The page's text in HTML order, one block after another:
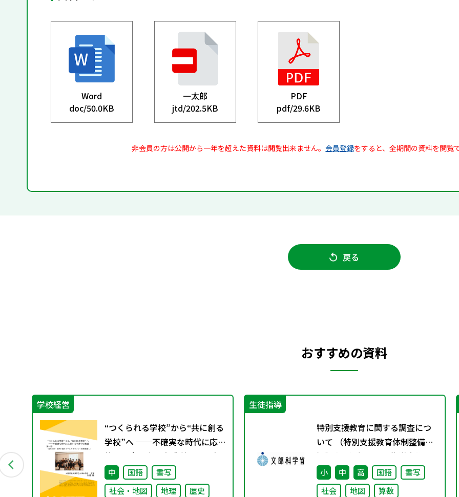
Word
doc/50.0KB
一太郎
jtd/202.5KB
PDF
pdf/29.6KB
非会員の方は公開から一年を超えた資料は閲覧出来ません。 会員登録をすると、全期間の資料を閲覧
戻る
おすすめの資料
学校経営
“つくられる学校”から“共に創る
学校”へ ──不確実な時代に応
答する小津中の実践 第一回 “当
たり前”を問い直すルールメイキ
ング（校則見直し）
中 国語
書写
社会・地図
地理
歴史
生徒指導
特別支援教育に関する調査につ
いて （特別支援教育体制整備状
況調査、通級による指導実施状
況調査）
小 中 高 国語
書写
社会
地図
算数